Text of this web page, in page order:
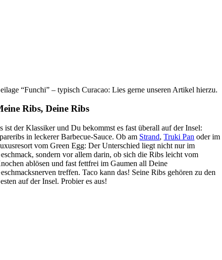
“Funchi” – typisch Curacao: Lies gerne unseren Artikel hierzu.
Ribs, Deine Ribs
ist der Klassiker und Du bekommst es fast überall auf der Insel:
in leckerer Barbecue-Sauce. Ob am Strand,Truki Pan oder im
vom Green Egg: Der Unterschied liegt nicht nur im
sondern vor allem darin, ob sich die Ribs leicht vom
ablösen und fast fettfrei im Gaumen all Deine
treffen. Taco kann das! Seine Ribs gehören zu den
auf der Insel. Probier es aus!